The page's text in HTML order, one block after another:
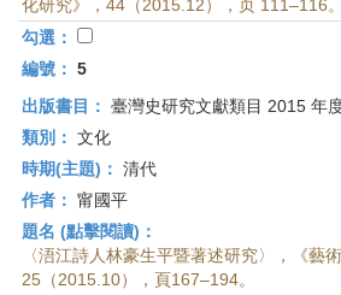
化研究》，44（2015.12），页 111–116。
勾選：
編號： 5
出版書目： 臺灣史研究文獻類目 2015 年
類別： 文化
時期(主題)： 清代
作者： 甯國平
題名 (點擊閱讀)：
〈浯江詩人林豪生平暨著述研究〉，《藝
25（2015.10），頁167–194。